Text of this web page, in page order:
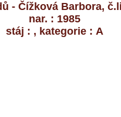
- Čížková Barbora,
nar. : 1985
stáj : , kategorie : A